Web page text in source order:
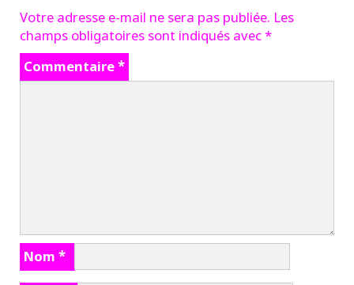
Votre adresse e-mail ne sera pas publiée. Les
champs obligatoires sont indiqués avec*
Commentaire*
Nom *